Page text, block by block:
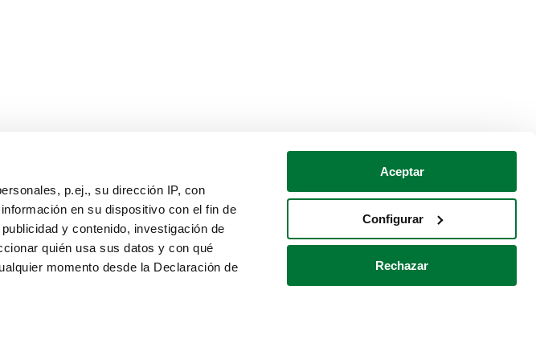
p.ej., su dirección IP, con
en su dispositivo con el fin de
y contenido, investigación de
quién usa sus datos y con qué
momento desde la Declaración de
Aceptar
Configurar
Rechazar